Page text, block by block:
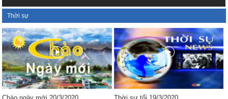
Thời sự